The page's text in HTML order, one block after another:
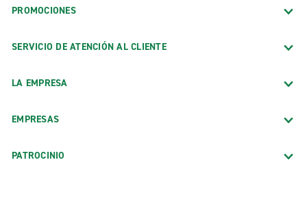
PROMOCIONES
SERVICIO DE ATENCIÓN AL CLIENTE
LA EMPRESA
EMPRESAS
PATROCINIO